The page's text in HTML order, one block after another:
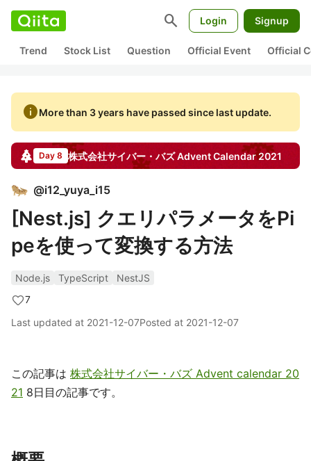
search Login Signup
Trend Stock List Question Official Event Official
infoMore than 3 years have passed since last update.
Day 8 株式会社サイバー・バズAdvent Calendar 2021
@i12_yuya_i15
[Nest.js] クエリパラメータをPi
peを使って変換する方法
Node.js TypeScript
NestJS
7
Last updated at 2021-12-07Posted at 2021-12-07
この記事は 株式会社サイバー・バズ Advent calendar 20
21 8日目の記事です。